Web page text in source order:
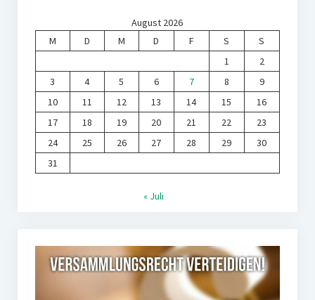
August 2026
M
D M D F S
S
1
2
3
4 5 6 7 8
9
10
11 12 13 14 15
16
17
18 19 20 21 22
23
24
25 26 27 28 29
30
31
« Juli